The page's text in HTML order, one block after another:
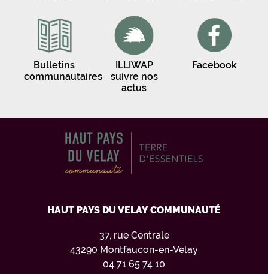
Bulletins
communautaires
ILLIWAP
suivre nos
actus
Facebook
HAUT PAYS DU VELAY COMMUNAUTÉ
37, rue Centrale
43290 Montfaucon-en-Velay
04 71 65 74 10